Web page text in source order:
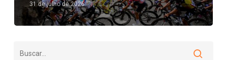
31 de julho de 2026